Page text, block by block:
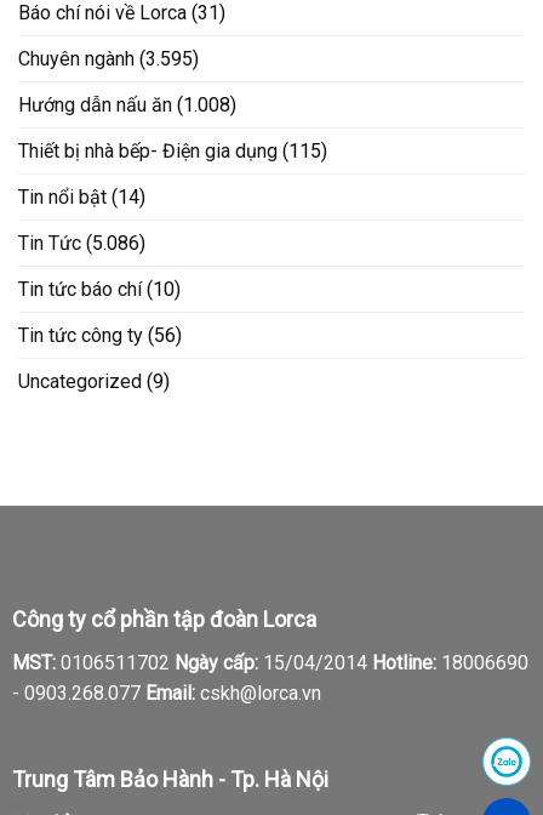
Báo chí nói về Lorca (31)
Chuyên ngành (3.595)
Hướng dẫn nấu ăn (1.008)
Thiết bị nhà bếp- Điện gia dụng (115)
Tin nổi bật (14)
Tin Tức (5.086)
Tin tức báo chí(10)
Tin tức công ty (56)
Uncategorized (9)
Công ty cổ phần tập đoàn Lorca
MST:0106511702 Ngày cấp:15/04/2014 Hotline:18006690
- 0903.268.077 Email:cskh@lorca.vn
Trung Tâm Bảo Hành - Tp. Hà Nội